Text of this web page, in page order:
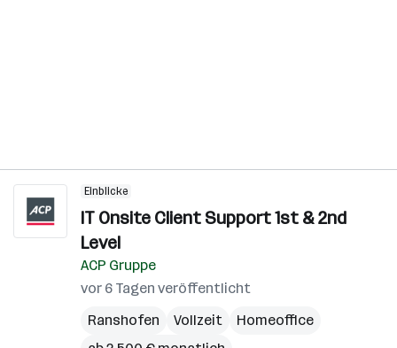
Einblicke
IT Onsite Client Support 1st & 2nd
Level
ACP Gruppe
vor 6 Tagen veröffentlicht
Ranshofen
Vollzeit
Homeoffice